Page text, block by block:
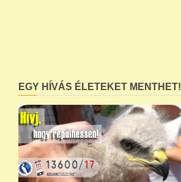
EGY HÍVÁS ÉLETEKET MENTHET!